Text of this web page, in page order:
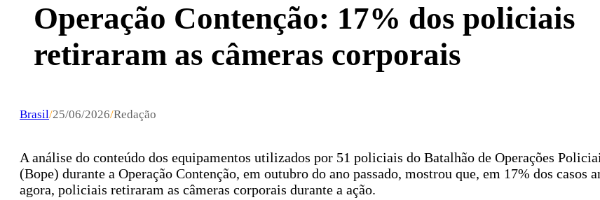
Operação Contenção: 17% dos policiais
retiraram as câmeras corporais
Brasil/25/06/2026/Redação
A análise do conteúdo dos equipamentos utilizados por 51 policiais do Batalhão de Operações
(Bope) durante a Operação Contenção, em outubro do ano passado, mostrou que, em 17% dos casos
agora, policiais retiraram as câmeras corporais durante a ação.